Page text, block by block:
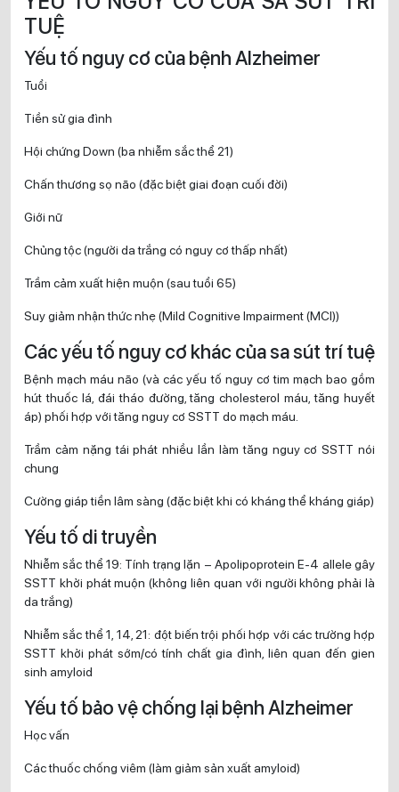
TUỆ
Yếu tố nguy cơ của bệnh Alzheimer
Tuổi
Tiền sử gia đình
Hội chứng Down (ba nhiễm sắc thể 21)
Chấn thương sọ não (đặc biệt giai đoạn cuối đời)
Giới nữ
Chủng tộc (người da trắng có nguy cơ thấp nhất)
Trầm cảm xuất hiện muộn (sau tuổi 65)
Suy giảm nhận thức nhẹ (Mild Cognitive Impairment (MCI))
Các yếu tố nguy cơ khác của sa sút trí tuệ
Bệnh mạch máu não (và các yếu tố nguy cơ tim mạch bao gồm
hút thuốc lá, đái tháo đường, tăng cholesterol máu, tăng huyết
áp) phối hợp với tăng nguy cơ SSTT do mạch máu.
Trầm cảm nặng tái phát nhiều lần làm tăng nguy cơ SSTT nói
chung
Cường giáp tiền lâm sàng (đặc biệt khi có kháng thể kháng giáp)
Yếu tố di truyền
Nhiễm sắc thể 19: Tính trạng lặn – Apolipoprotein E-4 allele gây
SSTT khởi phát muộn (không liên quan với người không phải là
da trắng)
Nhiễm sắc thể 1, 14, 21: đột biến trội phối hợp với các trường hợp
SSTT khởi phát sớm/có tính chất gia đình, liên quan đến gien
sinh amyloid
Yếu tố bảo vệ chống lại bệnh Alzheimer
Học vấn
Các thuốc chống viêm (làm giảm sản xuất amyloid)